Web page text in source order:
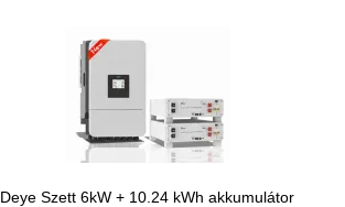
Deye Szett 6kW + 10.24 kWh akkumulátor